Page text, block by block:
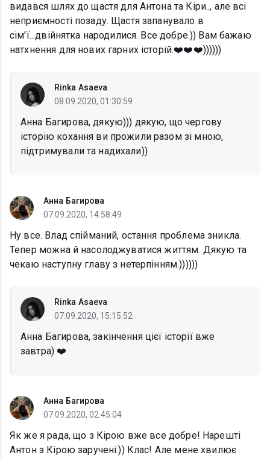
видався шлях до щастя для Антона та Кіри.., але всі
неприємності позаду. Щастя запанувало в
сім'ї...двійнятка народилися. Все добре.)) Вам бажаю
натхнення для нових гарних історій.❤️❤️❤️))))))
Rinka Asaeva
08.09.2020, 01:30:59
Анна Багирова, дякую))) дякую, що чергову
історію кохання ви прожили разом зі мною,
підтримували та надихали))
Анна Багирова
07.09.2020, 14:58:49
Ну все. Влад спійманий, остання проблема зникла.
Тепер можна й насолоджуватися життям. Дякую та
чекаю наступну главу з нетерпінням.))))))
Rinka Asaeva
07.09.2020, 15:15:52
Анна Багирова, закінчення цієї історії вже
завтра) ❤️
Анна Багирова
07.09.2020, 02:45:04
Як же я рада, що з Кірою вже все добре! Нарешті
Антон з Кірою заручені.)) Клас! Але мене хвилює